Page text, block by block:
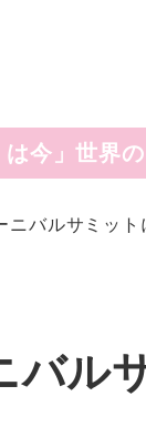
」世界の
ニバルサミット
ル